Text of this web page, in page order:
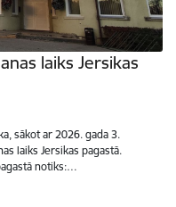
laiks Jersikas
sākot ar 2026. gada 3.
laiks Jersikas pagastā.
notiks:…